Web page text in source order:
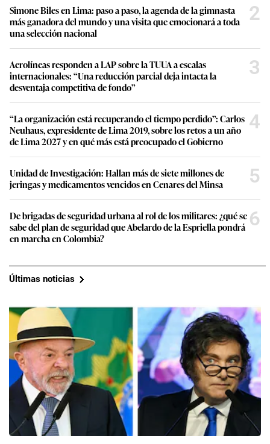
Simone Biles en Lima: paso a paso, la agenda de la gimnasta
más ganadora del mundo y una visita que emocionará a toda
una selección nacional
2
Aerolíneas responden a LAP sobre la TUUA a escalas
internacionales: “Una reducción parcial deja intacta la
desventaja competitiva de fondo”
3
“La organización está recuperando el tiempo perdido”: Carlos
Neuhaus, expresidente de Lima 2019, sobre los retos a un año
de Lima 2027 y en qué más está preocupado el Gobierno
4
Unidad de Investigación: Hallan más de siete millones de
jeringas y medicamentos vencidos en Cenares del Minsa
5
De brigadas de seguridad urbana al rol de los militares: ¿qué se
sabe del plan de seguridad que Abelardo de la Espriella pondrá
en marcha en Colombia?
6
Últimas noticias